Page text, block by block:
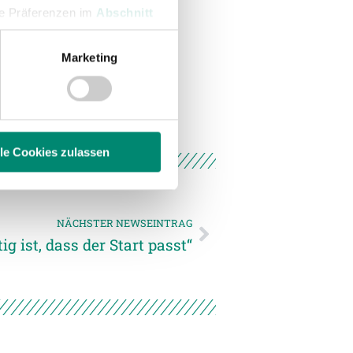
Präferenzen im Abschnitt
anbieten zu können
Verwendung unserer
Marketing
Cookies zulassen
NÄCHSTER NEWSEINTRAG
ist, dass der Start passt“